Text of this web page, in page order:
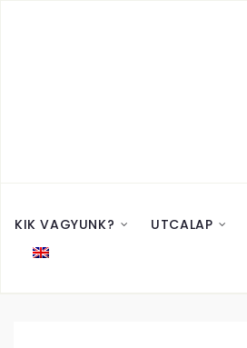
KIK VAGYUNK? UTCALAP